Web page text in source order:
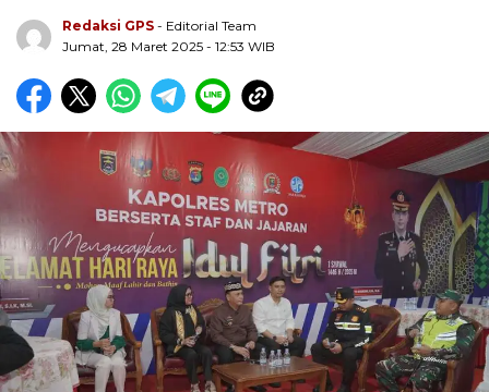
Redaksi GPS - Editorial Team
Jumat, 28 Maret 2025 - 12:53 WIB